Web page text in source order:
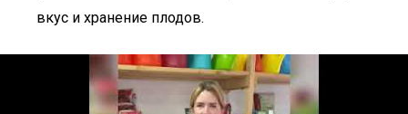
вкус и хранение плодов.